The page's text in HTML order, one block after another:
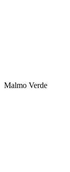
Malmo Verde